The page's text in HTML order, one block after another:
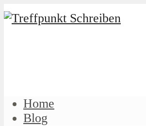
Home
Blog